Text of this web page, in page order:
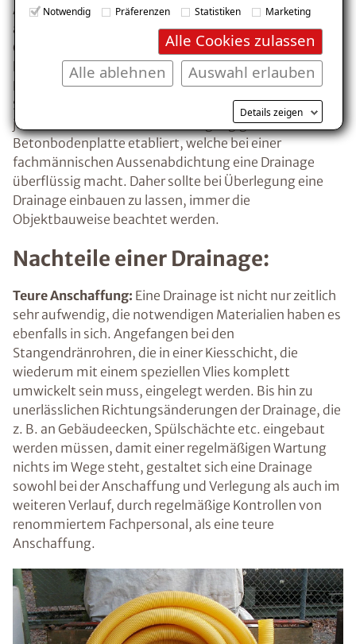
Notwendig Präferenzen Statistiken Marketing
Alle Cookies zulassen
Auswahl erlauben
Alle ablehnen
Details zeigen
Angriffsflächen für aufstauendes Sickerwasser, bei der
auch eine fachmännische Aussenabdichtung der
Objekte keinen kompletten Schutz gegen Sickerwasser
bieten kann. Vor allem bei diesen Objekten gilt eine
Drainage als sehr sinnvoll, um das aufgestaute
Sickerwasser abzuleiten. Ab den 90-er Jahren hat sich
jedoch die Bautechnik der durchgängigen
Betonbodenplatte etabliert, welche bei einer
fachmännischen Aussenabdichtung eine Drainage
überflüssig macht. Daher sollte bei Überlegung eine
Drainage einbauen zu lassen, immer die
Objektbauweise beachtet werden.
Nachteile einer Drainage:
Teure Anschaffung: Eine Drainage ist nicht nur zeitlich
sehr aufwendig, die notwendigen Materialien haben es
ebenfalls in sich. Angefangen bei den
Stangendränrohren, die in einer Kiesschicht, die
wiederum mit einem speziellen Vlies komplett
umwickelt sein muss, eingelegt werden. Bis hin zu
unerlässlichen Richtungsänderungen der Drainage, die
z. B. an Gebäudeecken, Spülschächte etc. eingebaut
werden müssen, damit einer regelmäßigen Wartung
nichts im Wege steht, gestaltet sich eine Drainage
sowohl bei der Anschaffung und Verlegung als auch im
weiteren Verlauf, durch regelmäßige Kontrollen von
renommiertem Fachpersonal, als eine teure
Anschaffung.
E-Mail eingeben
Kostenlosen Ratgeber anfordern
Voraussetzung für den Erhalt des kostenfreien
Ratgebers ist die Anmeldung zu unserem Newsletter.